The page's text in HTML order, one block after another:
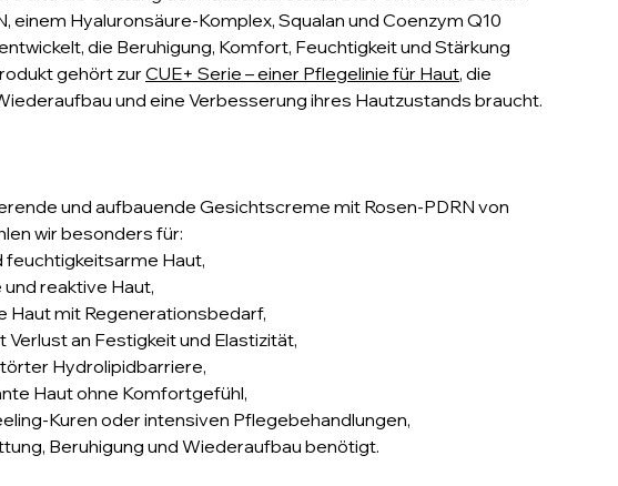
einem Hyaluronsäure-Komplex, Squalan und Coenzym Q10
die Beruhigung, Komfort, Feuchtigkeit und Stärkung
gehört zur CUE+ Serie – einer Pflegelinie für Haut, die
und eine Verbesserung ihres Hautzustands braucht.
und aufbauende Gesichtscreme mit Rosen-PDRN von
wir besonders für:
feuchtigkeitsarme Haut,
reaktive Haut,
Haut mit Regenerationsbedarf,
Verlust an Festigkeit und Elastizität,
Hydrolipidbarriere,
Haut ohne Komfortgefühl,
Kuren oder intensiven Pflegebehandlungen,
Beruhigung und Wiederaufbau benötigt.